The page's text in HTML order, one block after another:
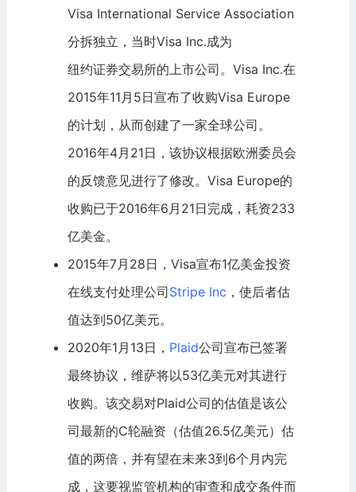
Visa International Service Association
分拆独立，当时Visa Inc.成为
纽约证券交易所的上市公司。Visa Inc.在
2015年11月5日宣布了收购Visa Europe
的计划，从而创建了一家全球公司。
2016年4月21日，该协议根据欧洲委员会
的反馈意见进行了修改。Visa Europe的
收购已于2016年6月21日完成，耗资233
亿美金。
2015年7月28日，Visa宣布1亿美金投资
在线支付处理公司Stripe Inc ，使后者估
值达到50亿美元。
2020年1月13日， Plaid公司宣布已签署
最终协议，维萨将以53亿美元对其进行
收购。该交易对Plaid公司的估值是该公
司最新的C轮融资（估值26.5亿美元）估
值的两倍，并有望在未来3到6个月内完
成，这要视监管机构的审查和成交条件而